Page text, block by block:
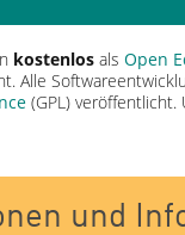
kostenlos als Open
Alle
(GPL) veröffentlicht.
und